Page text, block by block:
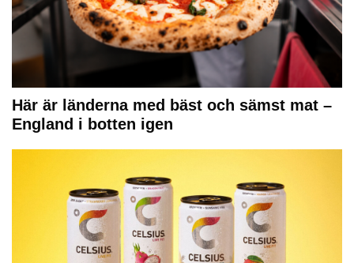
Här är länderna med bäst och sämst mat –
England i botten igen